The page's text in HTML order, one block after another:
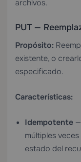
archivos.
PUT —
Propósito:
existente, o
especificado.
Características:
Idempotente
múltiples
estado del